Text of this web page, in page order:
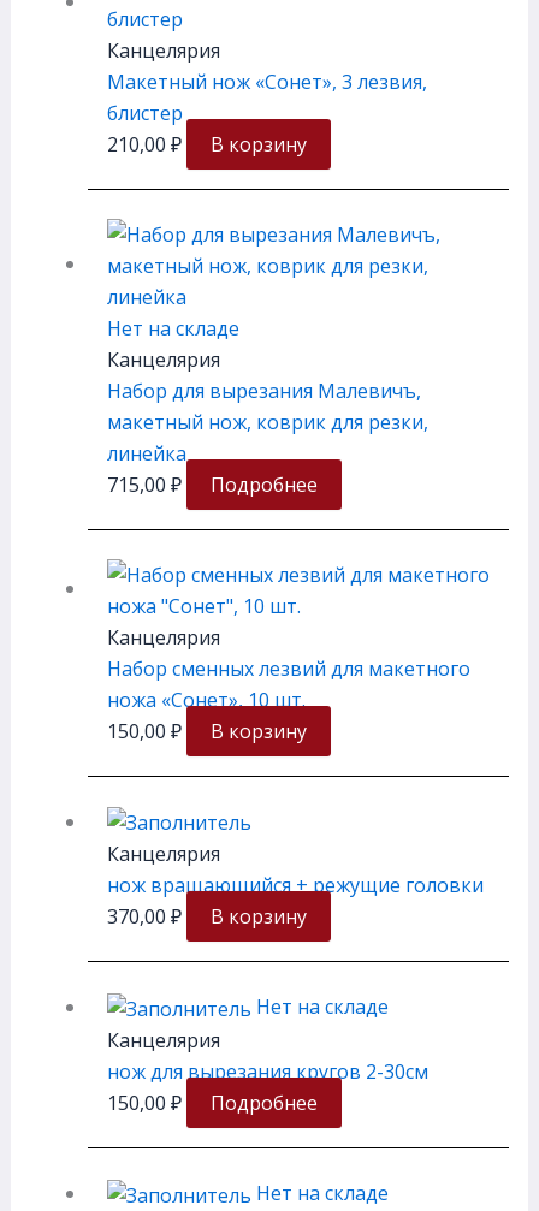
Канцелярия
Макетный нож «Сонет», 3 лезвия,
блистер
210,00 ₽ В корзину
Нет на складе
Канцелярия
Набор для вырезания Малевичъ,
макетный нож, коврик для резки,
линейка
715,00 ₽ Подробнее
Канцелярия
Набор сменных лезвий для макетного
ножа «Сонет», 10 шт.
150,00 ₽ В корзину
Канцелярия
нож вращающийся + режущие головки
370,00 ₽ В корзину
Нет на складе
Канцелярия
нож для вырезания кругов 2-30см
150,00 ₽ Подробнее
Нет на складе